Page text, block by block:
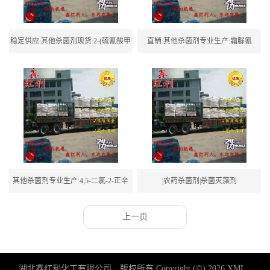
稳定供应:其他杀菌剂现货:2-(硫氰酸甲 直销:其他杀菌剂专业生产:霜脲氰
其他杀菌剂专业生产:4,5-二氯-2-正辛
基-3-异噻唑啉酮
|农药杀菌剂|杀菌灭藻剂
上一页